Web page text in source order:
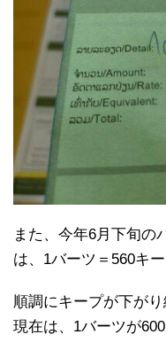
また、今年6月下旬の
は、1バーツ＝560キー
順調にキープが下がり
現在は、1バーツが